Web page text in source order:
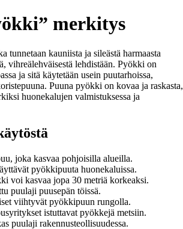
merkitys
tunnetaan kauniista ja sileästä harmaasta
vihreälehväisestä lehdistään. Pyökki on
ja sitä käytetään usein puutarhoissa,
Puuna pyökki on kovaa ja raskasta,
huonekalujen valmistuksessa ja
joka kasvaa pohjoisilla alueilla.
pyökkipuuta huonekaluissa.
voi kasvaa jopa 30 metriä korkeaksi.
puulaji puusepän töissä.
viihtyvät pyökkipuun rungolla.
istuttavat pyökkejä metsiin.
puulaji rakennusteollisuudessa.